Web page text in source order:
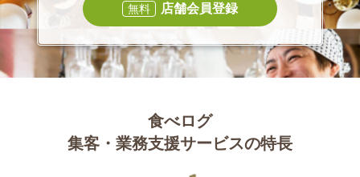
無料 店舗会員登録
食べログ
集客・業務支援サービスの特長